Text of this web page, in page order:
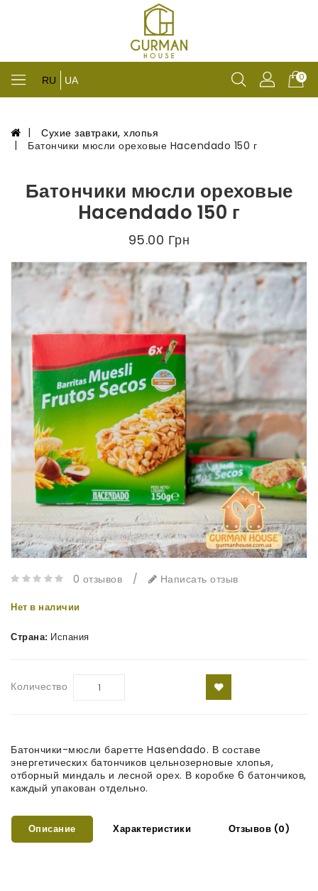
RU UA 0
Сухие завтраки, хлопья
Батончики мюсли ореховые Hacendado 150 г
Батончики мюсли ореховые
Hacendado 150 г
95.00 Грн
0 отзывов / Написать отзыв
Нет в наличии
Страна: Испания
Количество
Батончики-мюсли баретте Hasendado. В составе
энергетических батончиков цельнозерновые хлопья,
отборный миндаль и лесной орех. В коробке 6 батончиков,
каждый упакован отдельно.
Описание Характеристики Отзывов (0)